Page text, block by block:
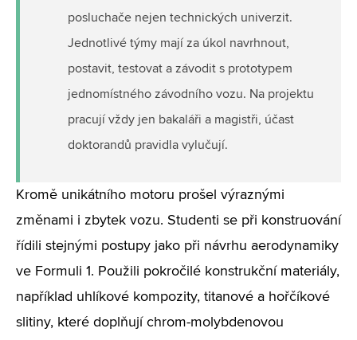
posluchače nejen technických univerzit.
Jednotlivé týmy mají za úkol navrhnout,
postavit, testovat a závodit s prototypem
jednomístného závodního vozu. Na projektu
pracují vždy jen bakaláři a magistři, účast
doktorandů pravidla vylučují.
Kromě unikátního motoru prošel výraznými
změnami i zbytek vozu. Studenti se při konstruování
řídili stejnými postupy jako při návrhu aerodynamiky
ve Formuli 1. Použili pokročilé konstrukční materiály,
například uhlíkové kompozity, titanové a hořčíkové
slitiny, které doplňují chrom-molybdenovou